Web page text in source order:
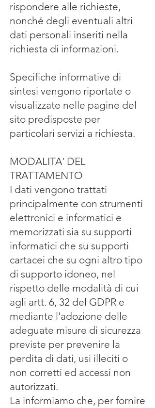
rispondere alle richieste,
nonché degli eventuali altri
dati personali inseriti nella
richiesta di informazioni.
Specifiche informative di
sintesi vengono riportate o
visualizzate nelle pagine del
sito predisposte per
particolari servizi a richiesta.
MODALITA' DEL
TRATTAMENTO
I dati vengono trattati
principalmente con strumenti
elettronici e informatici e
memorizzati sia su supporti
informatici che su supporti
cartacei che su ogni altro tipo
di supporto idoneo, nel
rispetto delle modalità di cui
agli artt. 6, 32 del GDPR e
mediante l'adozione delle
adeguate misure di sicurezza
previste per prevenire la
perdita di dati, usi illeciti o
non corretti ed accessi non
autorizzati.
La informiamo che, per fornire